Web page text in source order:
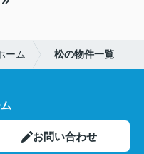
ーム 松の物件一覧
お問い合わせ